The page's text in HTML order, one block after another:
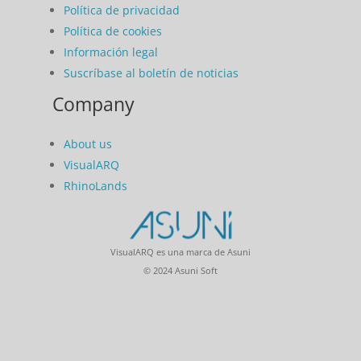
Política de privacidad
Política de cookies
Información legal
Suscríbase al boletín de noticias
Company
About us
VisualARQ
RhinoLands
VisualARQ es una marca de Asuni
© 2024 Asuni Soft